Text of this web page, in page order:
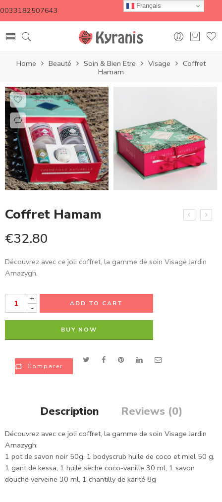
0033182507643
Home Beauté Soin & Bien Etre Visage
Coffret
Hamam
Coffret Hamam
€32.80
Découvrez avec ce joli coffret, la gamme de soin Visage Jardin
Amazygh.
+
-
ADD TO CART
BUY NOW
Comparer
Description Reviews (0)
Découvrez avec ce joli coffret, la gamme de soin Visage Jardin
Amazygh:
1 pot de savon noir 50g, 1 bodyscrub huile de coco et miel 50 g,
1 gant de kessa, 1 huile sèche coco-vanille 30 ml, 1 savon
douche verveine 30 ml, 1 chantilly de karité 8g
Français